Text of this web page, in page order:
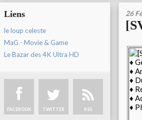
Liens
le loup celeste
MaG - Movie & Game
Le Bazar des 4K Ultra HD
FACEBOOK TWITTER RSS
26
♦
♦
♦
♦
♦
♦